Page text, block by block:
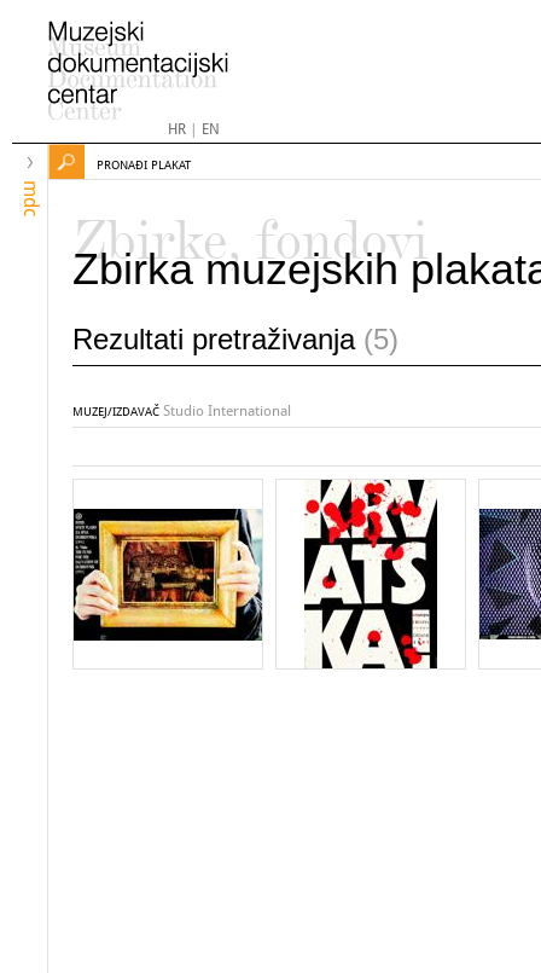
HR| EN
mdc
PRONAĐI PLAKAT
Zbirke, fondovi
Zbirka muzejskih
Rezultati pretraživanja (5)
MUZEJ/IZDAVAČ Studio International